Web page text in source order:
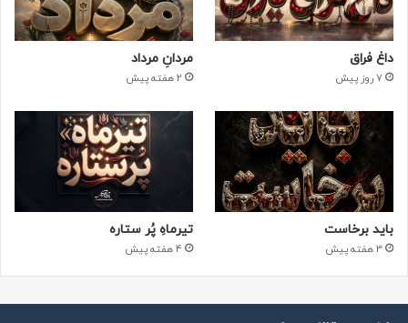
داغ فراق
7 روز پیش
مردانِ مرداد
2 هفته پیش
باید برخاست
3 هفته پیش
تیرماهِ پُر ستاره
4 هفته پیش